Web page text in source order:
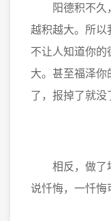
阳德积不久，
越积越大。所以
不让人知道你
大。甚至福泽
了，报掉了就没
相反，做了坏
说忏悔，一忏悔